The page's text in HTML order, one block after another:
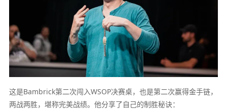
这是Bambrick第二次闯入WSOP决赛桌，也是第二次赢得金手链，
两战两胜，堪称完美战绩。他分享了自己的制胜秘诀：